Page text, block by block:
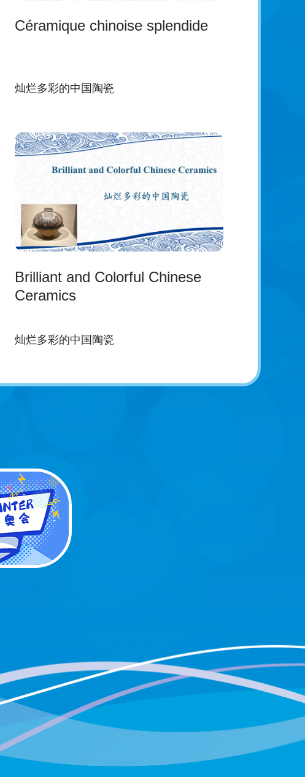
Céramique chinoise splendide
灿烂多彩的中国陶瓷
Brilliant and Colorful Chinese
Ceramics
灿烂多彩的中国陶瓷